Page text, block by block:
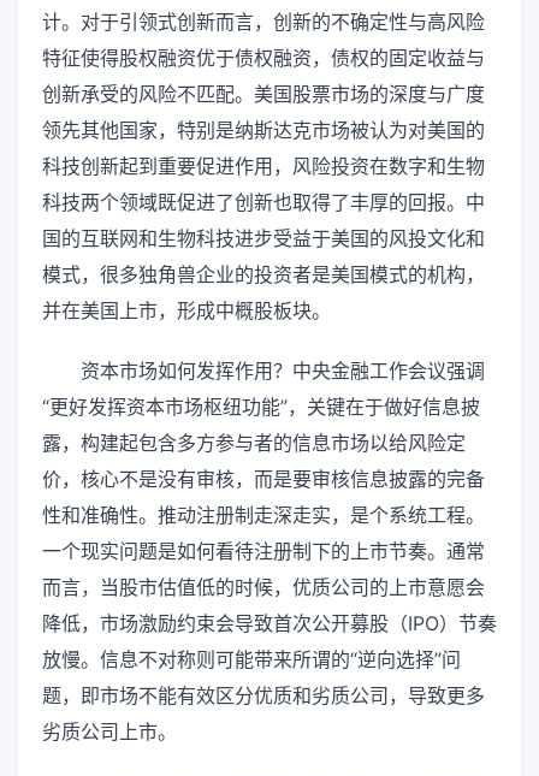
计。对于引领式创新而言，创新的不确定性与高风险
特征使得股权融资优于债权融资，债权的固定收益与
创新承受的风险不匹配。美国股票市场的深度与广度
领先其他国家，特别是纳斯达克市场被认为对美国的
科技创新起到重要促进作用，风险投资在数字和生物
科技两个领域既促进了创新也取得了丰厚的回报。中
国的互联网和生物科技进步受益于美国的风投文化和
模式，很多独角兽企业的投资者是美国模式的机构，
并在美国上市，形成中概股板块。
资本市场如何发挥作用？中央金融工作会议强调
“更好发挥资本市场枢纽功能”，关键在于做好信息披
露，构建起包含多方参与者的信息市场以给风险定
价，核心不是没有审核，而是要审核信息披露的完备
性和准确性。推动注册制走深走实，是个系统工程。
一个现实问题是如何看待注册制下的上市节奏。通常
而言，当股市估值低的时候，优质公司的上市意愿会
降低，市场激励约束会导致首次公开募股（IPO）节奏
放慢。信息不对称则可能带来所谓的“逆向选择”问
题，即市场不能有效区分优质和劣质公司，导致更多
劣质公司上市。